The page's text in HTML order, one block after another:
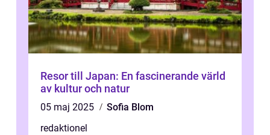
Resor till Japan: En fascinerande värld
av kultur och natur
05 maj 2025
Sofia Blom
redaktionel